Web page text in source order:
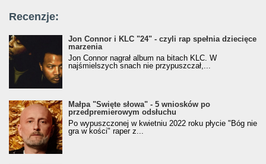
Recenzje:
Jon Connor i KLC "24" - czyli rap spełnia dziecięce
marzenia
Jon Connor nagrał album na bitach KLC. W
najśmielszych snach nie przypuszczał,...
Małpa "Święte słowa" - 5 wniosków po
przedpremierowym odsłuchu
Po wypuszczonej w kwietniu 2022 roku płycie "Bóg nie
gra w kości" raper z...